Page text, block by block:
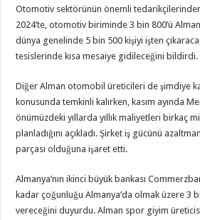
Otomotiv sektörünün önemli tedarikçilerinden
2024’te, otomotiv biriminde 3 bin 800’ü
dünya genelinde 5 bin 500 kişiyi işten
tesislerinde kısa mesaiye gidileceğini bildirdi.
Diğer Alman otomobil üreticileri de şimdiye
konusunda temkinli kalırken, kasım ayında
önümüzdeki yıllarda yıllık maliyetleri birkaç
planladığını açıkladı. Şirket iş gücünü
parçası olduğuna işaret etti.
Almanya’nın ikinci büyük bankası
kadar çoğunluğu Almanya’da olmak üzere 3
vereceğini duyurdu. Alman spor giyim